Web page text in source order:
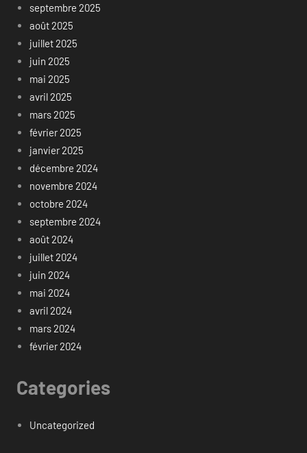
septembre 2025
août 2025
juillet 2025
juin 2025
mai 2025
avril 2025
mars 2025
février 2025
janvier 2025
décembre 2024
novembre 2024
octobre 2024
septembre 2024
août 2024
juillet 2024
juin 2024
mai 2024
avril 2024
mars 2024
février 2024
Categories
Uncategorized